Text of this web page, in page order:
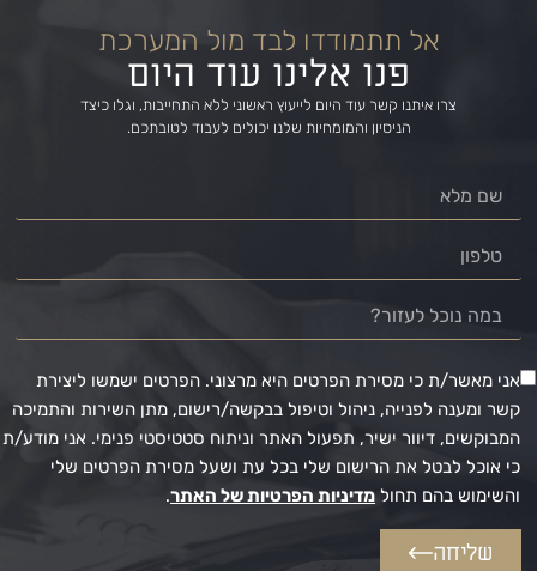
אל תתמודדו לבד מול המערכת
פנו אלינו עוד היום
צרו איתנו קשר עוד היום לייעוץ ראשוני ללא התחייבות, וגלו כיצד
הניסיון והמומחיות שלנו יכולים לעבוד לטובתכם.
אני מאשר/ת כי מסירת הפרטים היא מרצוני. הפרטים ישמשו ליצירת
קשר ומענה לפנייה, ניהול וטיפול בבקשה/רישום, מתן השירות והתמיכה
המבוקשים, דיוור ישיר, תפעול האתר וניתוח סטטיסטי פנימי. אני מודע/ת
כי אוכל לבטל את הרישום שלי בכל עת ושעל מסירת הפרטים שלי
והשימוש בהם תחול מדיניות הפרטיות של האתר.
שליחה